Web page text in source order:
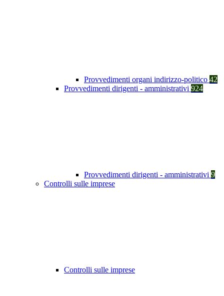
Provvedimenti organi indirizzo-politico 42
Provvedimenti dirigenti - amministrativi 924
Provvedimenti dirigenti - amministrativi 9
Controlli sulle imprese
Controlli sulle imprese